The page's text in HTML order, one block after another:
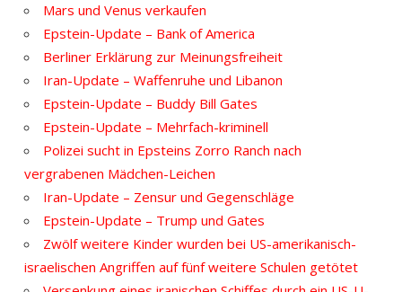
Mars und Venus verkaufen
Epstein-Update – Bank of America
Berliner Erklärung zur Meinungsfreiheit
Iran-Update – Waffenruhe und Libanon
Epstein-Update – Buddy Bill Gates
Epstein-Update – Mehrfach-kriminell
Polizei sucht in Epsteins Zorro Ranch nach
vergrabenen Mädchen-Leichen
Iran-Update – Zensur und Gegenschläge
Epstein-Update – Trump und Gates
Zwölf weitere Kinder wurden bei US-amerikanisch-
israelischen Angriffen auf fünf weitere Schulen getötet